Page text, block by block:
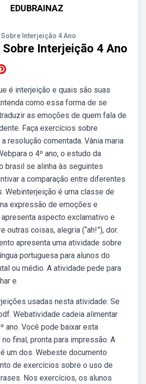
EDUBRAINAZ
Interjeição 4 Ano
Interjeição 4 Ano
é interjeição e quais são suas
como essa forma de se
as emoções de quem fala de
Faça exercícios sobre
resolução comentada. Vânia maria
o 4º ano, o estudo da
brasil se alinha às seguintes
a comparação entre diferentes
Webinterjeição é uma classe de
expressão de emoções e
aspecto exclamativo e
outras coisas, alegria (“ah!”), dor.
apresenta uma atividade sobre
portuguesa para alunos do
ou médio. A atividade pede para
e.
usadas nesta atividade: Se
Webatividade cadeia alimentar
ano. Você pode baixar esta
final, pronta para impressão. A
um dos. Webeste documento
de exercícios sobre o uso de
Nos exercícios, os alunos